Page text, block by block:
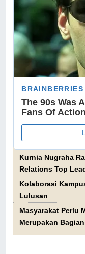
Kurnia Nugraha
Relations Top
Kolaborasi
Lulusan
Masyarakat Perlu
Merupakan